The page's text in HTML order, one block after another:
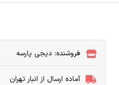
فروشنده: دیجی پارسه
آماده ارسال از انبار تهران